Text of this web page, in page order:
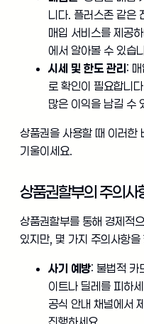
니다. 플러스존 같은
매입 서비스를 제공
에서 알아볼 수 있습
시세 및 한도 관리:
로 확인이 필요합니
많은 이익을 남길 수
상품권을 사용할 때 이러한
기울이세요.
상품권할부의 주의사
상품권할부를 통해 경제적
있지만, 몇 가지 주의사항
사기 예방: 불법적 카
이트나 딜레를 피
공식 안내 채널에서